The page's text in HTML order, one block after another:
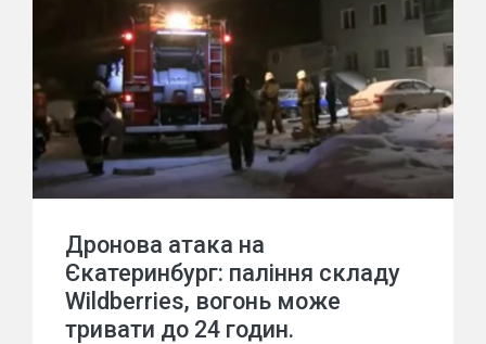
Дронова атака на
Єкатеринбург: паління складу
Wildberries, вогонь може
тривати до 24 годин.